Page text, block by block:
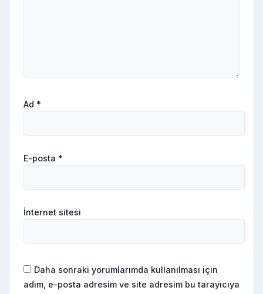
Ad *
E-posta *
İnternet sitesi
Daha sonraki yorumlarımda kullanılması için
adım, e-posta adresim ve site adresim bu tarayıcıya